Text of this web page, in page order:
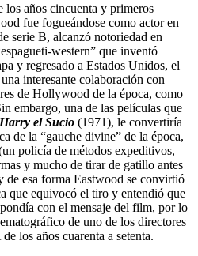
los años cincuenta y primeros
fue fogueándose como actor en
serie B, alcanzó notoriedad en
western” que inventó
y regresado a Estados Unidos, el
interesante colaboración con
de Hollywood de la época, como
embargo, una de las películas que
Harry el Sucio (1971), le convertiría
de la “gauche divine” de la época,
policía de métodos expeditivos,
y mucho de tirar de gatillo antes
de esa forma Eastwood se convirtió
que equivocó el tiro y entendió que
con el mensaje del film, por lo
de uno de los directores
los años cuarenta a setenta.